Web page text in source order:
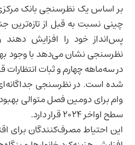
بر اساس یک نظرسنجی بانک
چینی نسبت به قبل از تازه‌ترین
پس‌انداز خود را افزایش
نظرسنجی نشان می‌دهد با وجود
در سه‌ماهه چهارم و ثبات انتظارات
شده است. در نظرسنجی
وام برای دومین فصل متوالی بهبود
سطح اواخر ۲۰۲۴ قرار دارد.
این احتیاط مصرف‌کنندگان برای